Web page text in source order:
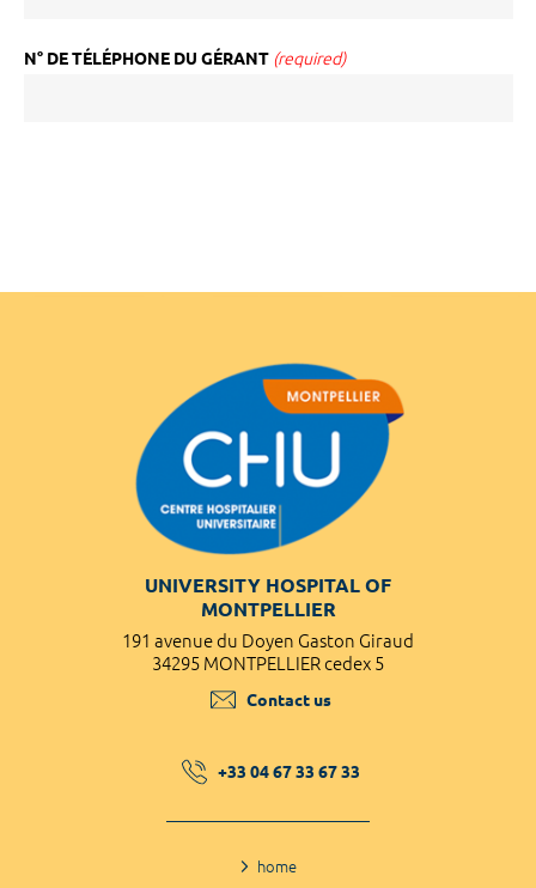
N° DE TÉLÉPHONE DU GÉRANT (required)
UNIVERSITY HOSPITAL OF
MONTPELLIER
191 avenue du Doyen Gaston Giraud
34295 MONTPELLIER cedex 5
Contact us
+33 04 67 33 67 33
home